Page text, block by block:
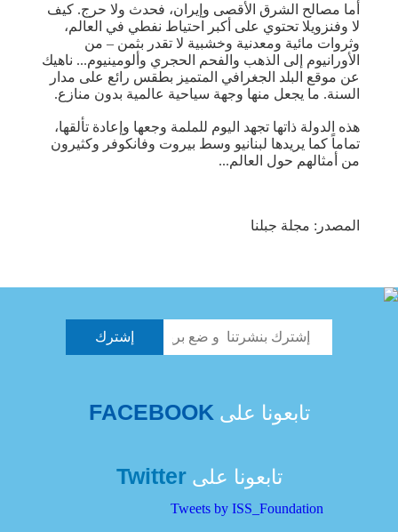
أما مصالح الشرق الأقصى وإيران، فحدث ولا حرج. كيف
لا وفنزويلا تحتوي على أكبر احتياط نفطي في العالم،
وثروات مائية ومعدنية وخشبية لا تقدر بثمن – من
الأورانيوم إلى الذهب والفحم الحجري وألومينيوم... ناهيك
عن موقع البلد الجغرافي المتميز بطقس رائع على مدار
السنة. ما يجعل منها وجهة سياحية عالمية بدون منازع.
هذه الدولة ذاتها تجهد اليوم للملمة وجعها وإعادة تألقها،
تماماً كما يريدها لبنانيو وسط بيروت وفانكوفر وكثيرون
من أمثالهم حول العالم...
المصدر: مجلة جبلنا
تابعونا على FACEBOOK
تابعونا علىTwitter
Tweets by ISS_Foundation